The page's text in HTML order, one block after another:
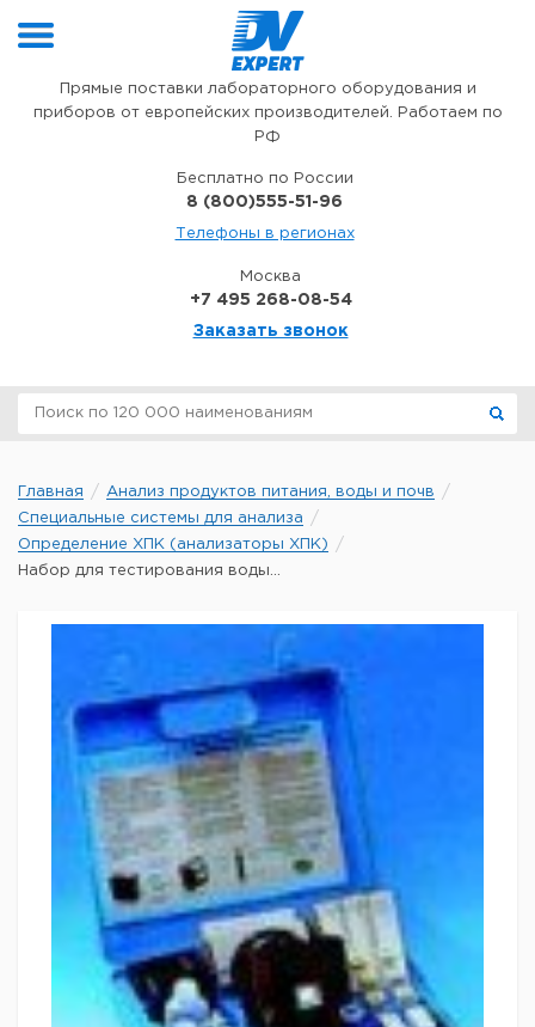
Прямые поставки лабораторного оборудования и
приборов от европейских производителей. Работаем по
РФ
Бесплатно по России
8 (800)555-51-96
Телефоны в регионах
Москва
+7 495 268-08-54
Заказать звонок
Главная
Анализ продуктов питания, воды и почв
Специальные системы для анализа
Определение ХПК (анализаторы ХПК)
Набор для тестирования воды...